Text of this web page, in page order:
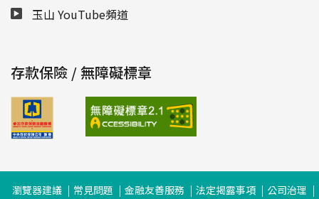
玉山 YouTube頻道
存款保險 / 無障礙標章
瀏覽器建議 常見問題 金融友善服務 法定揭露事項 公司治理